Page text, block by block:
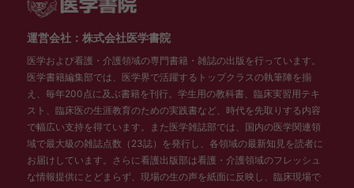
運営会社：株式会社医学書院
医学および看護・介護領域の専門書籍・雑誌の出版を行っています。
医学書籍編集部では、医学界で活躍するトップクラスの執筆陣を揃
え、毎年200点に及ぶ書籍を刊行。学生用の教科書、臨床実習用テキ
スト、臨床医の生涯教育のための実践書など、時代を先取りする内容
で幅広い支持を得ています。また医学雑誌部では、国内の医学関連領
域で最大級の雑誌点数（23誌）を発行し、各領域の最新知見を読者に
お届けしています。さらに看護出版部は看護・介護領域のフレッシュ
な情報提供にとどまらず、現場の生の声を紙面に反映し、臨床現場で